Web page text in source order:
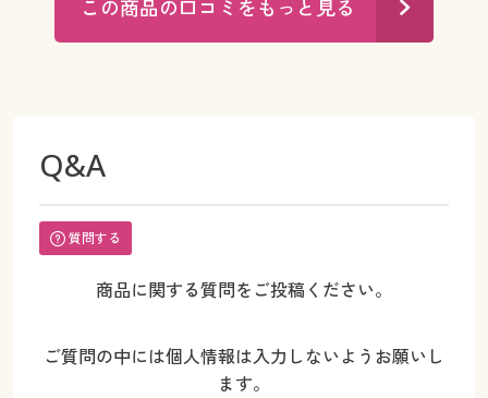
この商品の口コミをもっと見る
Q&A
質問する
商品に関する質問をご投稿ください。
ご質問の中には個人情報は入力しないようお願いし
ます。